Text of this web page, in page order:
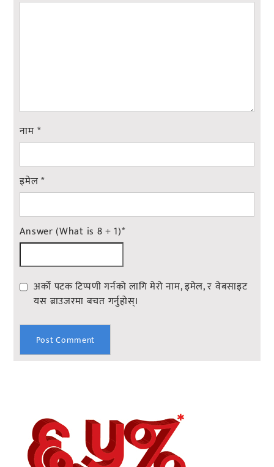
नाम *
इमेल*
Answer (What is 8 + 1)*
अर्को पटक टिप्पणी गर्नको लागि मेरो नाम, इमेल, र वेबसाइट
यस ब्राउजरमा बचत गर्नुहोस्।